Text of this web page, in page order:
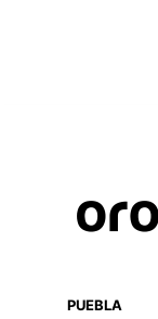
PUEBLA